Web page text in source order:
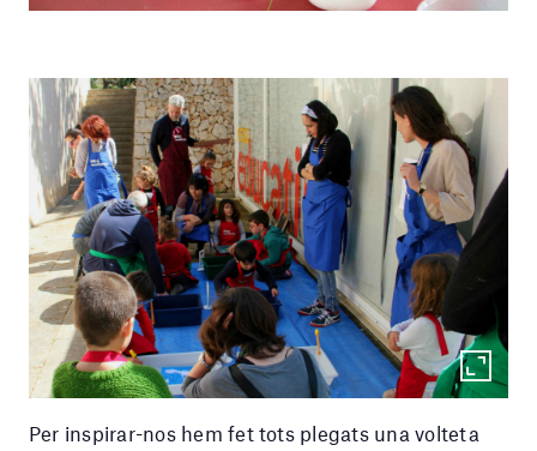
Per inspirar-nos hem fet tots plegats una volteta